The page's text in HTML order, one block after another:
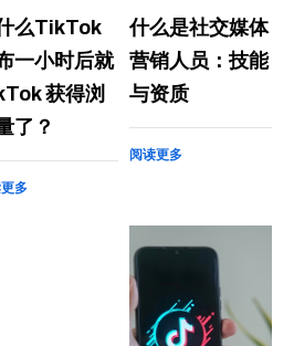
么TikTok
一小时后就
获得浏
了？
多
什么是社交媒体
营销人员：技能
与资质
阅读更多